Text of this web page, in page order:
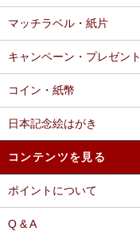
マッチラベル・紙片
キャンペーン・プレゼント
コイン・紙幣
日本記念絵はがき
コンテンツを見る
ポイントについて
Q & A